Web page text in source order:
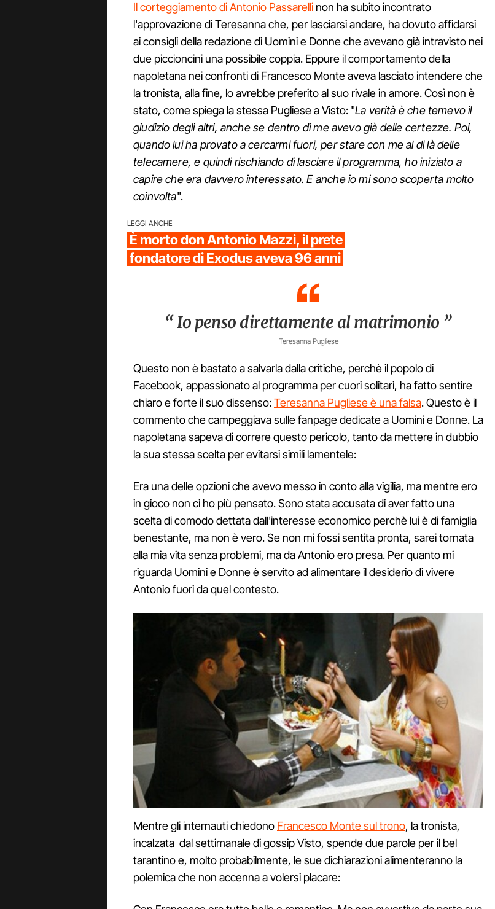
Il corteggiamento di Antonio Passarelli non ha subito incontrato
l'approvazione di Teresanna che, per lasciarsi andare, ha dovuto affidarsi
ai consigli della redazione di Uomini e Donne che avevano già intravisto nei
due piccioncini una possibile coppia. Eppure il comportamento della
napoletana nei confronti di Francesco Monte aveva lasciato intendere che
la tronista, alla fine, lo avrebbe preferito al suo rivale in amore. Così non è
stato, come spiega la stessa Pugliese a Visto: "La verità è che temevo il
giudizio degli altri, anche se dentro di me avevo già delle certezze. Poi,
quando lui ha provato a cercarmi fuori, per stare con me al di là delle
telecamere, e quindi rischiando di lasciare il programma, ho iniziato a
capire che era davvero interessato. E anche io mi sono scoperta molto
coinvolta".
LEGGI ANCHE
È morto don Antonio Mazzi, il prete
fondatore di Exodus aveva 96 anni
“ Io penso direttamente al matrimonio ”
Teresanna Pugliese
Questo non è bastato a salvarla dalla critiche, perchè il popolo di
Facebook, appassionato al programma per cuori solitari, ha fatto sentire
chiaro e forte il suo dissenso:Teresanna Pugliese è una falsa. Questo è il
commento che campeggiava sulle fanpage dedicate a Uomini e Donne. La
napoletana sapeva di correre questo pericolo, tanto da mettere in dubbio
la sua stessa scelta per evitarsi simili lamentele:
Era una delle opzioni che avevo messo in conto alla vigilia, ma mentre ero
in gioco non ci ho più pensato. Sono stata accusata di aver fatto una
scelta di comodo dettata dall'interesse economico perchè lui è di famiglia
benestante, ma non è vero. Se non mi fossi sentita pronta, sarei tornata
alla mia vita senza problemi, ma da Antonio ero presa. Per quanto mi
riguarda Uomini e Donne è servito ad alimentare il desiderio di vivere
Antonio fuori da quel contesto.
Mentre gli internauti chiedono Francesco Monte sul trono, la tronista,
incalzata dal settimanale di gossip Visto, spende due parole per il bel
tarantino e, molto probabilmente, le sue dichiarazioni alimenteranno la
polemica che non accenna a volersi placare: